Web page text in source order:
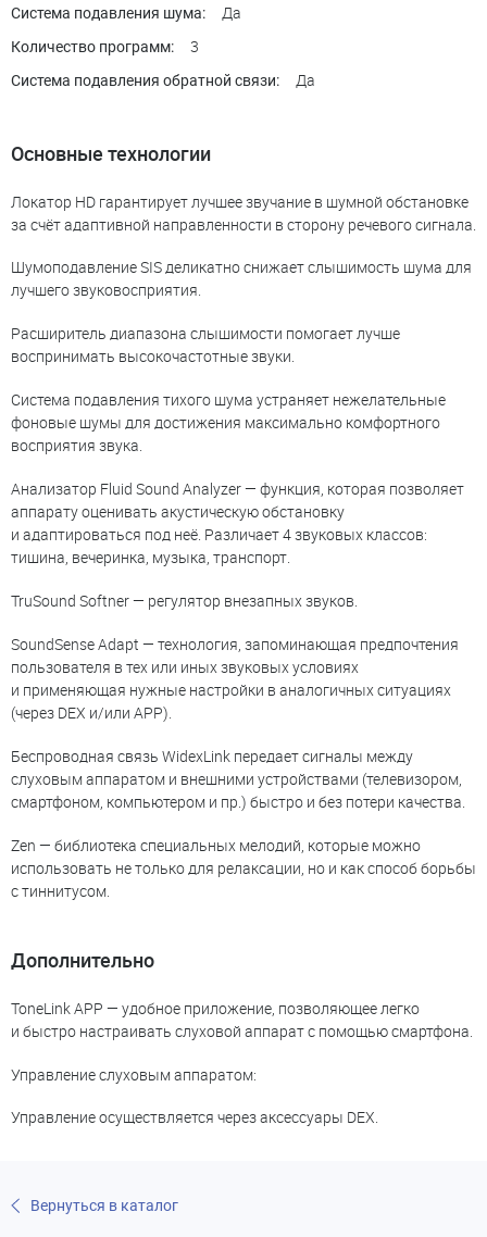
Система подавления шума: Да
Количество программ: 3
Система подавления обратной связи: Да
Основные технологии
Локатор HD гарантирует лучшее звучание в шумной обстановке
за счёт адаптивной направленности в сторону речевого сигнала.
Шумоподавление SIS деликатно снижает слышимость шума для
лучшего звуковосприятия.
Расширитель диапазона слышимости помогает лучше
воспринимать высокочастотные звуки.
Система подавления тихого шума устраняет нежелательные
фоновые шумы для достижения максимально комфортного
восприятия звука.
Анализатор Fluid Sound Analyzer — функция, которая позволяет
аппарату оценивать акустическую обстановку
и адаптироваться под неё. Различает 4 звуковых классов:
тишина, вечеринка, музыка, транспорт.
TruSound Softner — регулятор внезапных звуков.
SoundSense Adapt — технология, запоминающая предпочтения
пользователя в тех или иных звуковых условиях
и применяющая нужные настройки в аналогичных ситуациях
(через DEX и/или АРР).
Беспроводная связь WidexLink передает сигналы между
слуховым аппаратом и внешними устройствами (телевизором,
смартфоном, компьютером и пр.) быстро и без потери качества.
Zen — библиотека специальных мелодий, которые можно
использовать не только для релаксации, но и как способ борьбы
с тиннитусом.
Дополнительно
ToneLink APP — удобное приложение, позволяющее легко
и быстро настраивать слуховой аппарат с помощью смартфона.
Управление слуховым аппаратом:
Управление осуществляется через аксессуары DEX.
Вернуться в каталог